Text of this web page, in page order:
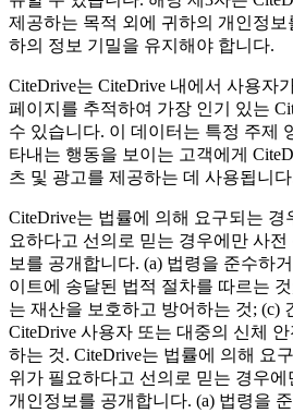
제공하는 목적 외에 귀하의 개인정보
하의 정보 기밀을 유지해야 합니다.
CiteDrive는 CiteDrive 내에서 사용자
페이지를 추적하여 가장 인기 있는
수 있습니다. 이 데이터는 특정 주제
타내는 행동을 보이는 고객에게
츠 및 광고를 제공하는 데 사용됩니
CiteDrive는 법률에 의해 요구되는 경
요하다고 선의로 믿는 경우에만 사
보를 공개합니다. (a) 법령을 준수하
이트에 송달된 법적 절차를 따르는
는 재산을 보호하고 방어하는 것; (c)
CiteDrive 사용자 또는 대중의 신체
하는 것. CiteDrive는 법률에 의해 요
위가 필요하다고 선의로 믿는 경우에
개인정보를 공개합니다. (a) 법령을